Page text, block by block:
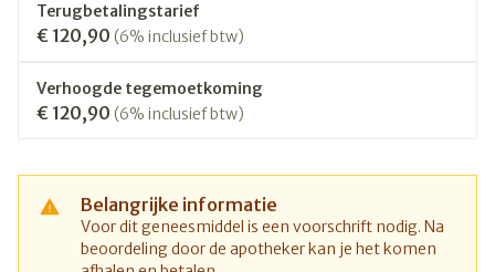
Terugbetalingstarief
€ 120,90 (6% inclusief btw)
Verhoogde tegemoetkoming
€ 120,90 (6% inclusief btw)
Belangrijke informatie
Voor dit geneesmiddel is een voorschrift nodig. Na
beoordeling door de apotheker kan je het komen